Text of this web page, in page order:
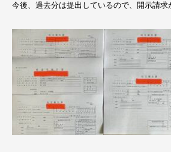
今後、過去分は提出しているので、開示請求